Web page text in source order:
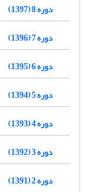
دوره 8 (1397)
دوره 7 (1396)
دوره 6 (1395)
دوره 5 (1394)
دوره 4 (1393)
دوره 3 (1392)
دوره 2 (1391)